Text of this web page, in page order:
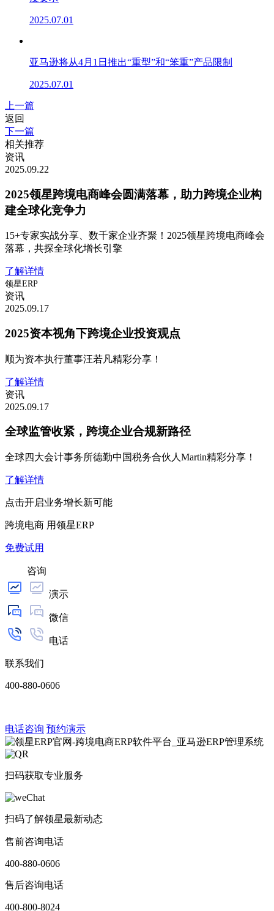
2025.07.01
亚马逊将从4月1日推出“重型”和“笨重”产品限制
2025.07.01
上一篇
返回
下一篇
相关推荐
资讯
2025.09.22
2025领星跨境电商峰会圆满落幕，助力跨境企业构
建全球化竞争力
15+专家实战分享、数千家企业齐聚！2025领星跨境电商峰会
落幕，共探全球化增长引擎
了解详情
领星ERP
资讯
2025.09.17
2025资本视角下跨境企业投资观点
顺为资本执行董事汪若凡精彩分享！
了解详情
资讯
2025.09.17
全球监管收紧，跨境企业合规新路径
全球四大会计事务所德勤中国税务合伙人Martin精彩分享！
了解详情
点击开启业务增长新可能
跨境电商 用领星ERP
免费试用
咨询
演示
微信
电话
联系我们
400-880-0606
电话咨询 预约演示
扫码获取专业服务
扫码了解领星最新动态
售前咨询电话
400-880-0606
售后咨询电话
400-800-8024